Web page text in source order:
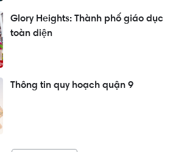
Glory Heights: Thành phố giáo dục
toàn diện
Thông tin quy hoạch quận 9